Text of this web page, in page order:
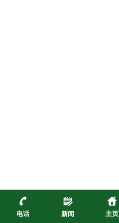
电话 新闻 主页